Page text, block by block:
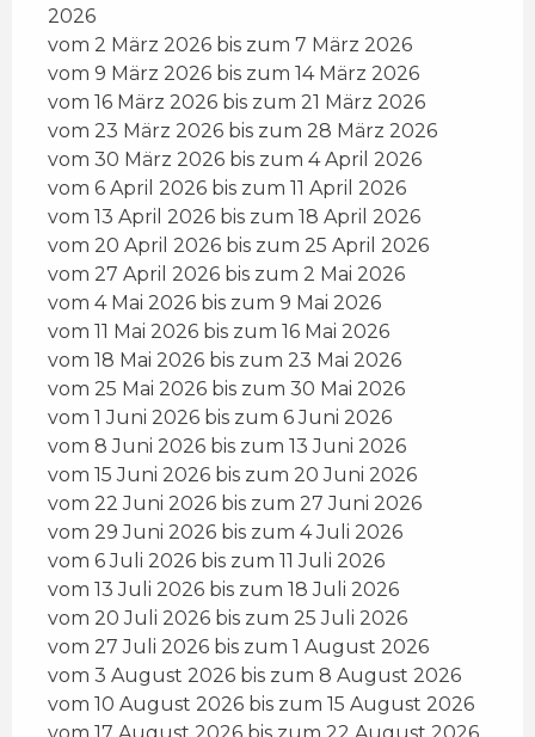
2026
vom 2 März 2026 bis zum 7 März 2026
vom 9 März 2026 bis zum 14 März 2026
vom 16 März 2026 bis zum 21 März 2026
vom 23 März 2026 bis zum 28 März 2026
vom 30 März 2026 bis zum 4 April 2026
vom 6 April 2026 bis zum 11 April 2026
vom 13 April 2026 bis zum 18 April 2026
vom 20 April 2026 bis zum 25 April 2026
vom 27 April 2026 bis zum 2 Mai 2026
vom 4 Mai 2026 bis zum 9 Mai 2026
vom 11 Mai 2026 bis zum 16 Mai 2026
vom 18 Mai 2026 bis zum 23 Mai 2026
vom 25 Mai 2026 bis zum 30 Mai 2026
vom 1 Juni 2026 bis zum 6 Juni 2026
vom 8 Juni 2026 bis zum 13 Juni 2026
vom 15 Juni 2026 bis zum 20 Juni 2026
vom 22 Juni 2026 bis zum 27 Juni 2026
vom 29 Juni 2026 bis zum 4 Juli 2026
vom 6 Juli 2026 bis zum 11 Juli 2026
vom 13 Juli 2026 bis zum 18 Juli 2026
vom 20 Juli 2026 bis zum 25 Juli 2026
vom 27 Juli 2026 bis zum 1 August 2026
vom 3 August 2026 bis zum 8 August 2026
vom 10 August 2026 bis zum 15 August 2026
vom 17 August 2026 bis zum 22 August 2026